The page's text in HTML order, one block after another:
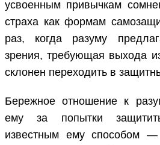
усвоенным привычкам
страха как формам
раз, когда разуму
зрения, требующая выхода
склонен переходить в
Бережное отношение к
ему за попытки
известным ему способом —